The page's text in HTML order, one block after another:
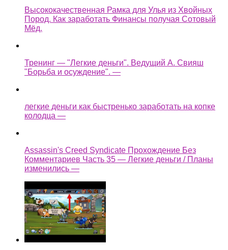
Высококачественная Рамка для Улья из Хвойных
Пород. Как заработать Финансы получая Сотовый
Мёд.
Тренинг — "Легкие деньги". Ведущий А. Свияш
"Борьба и осуждение". —
легкие деньги как быстренько заработать на копке
колодца —
Assassin's Creed Syndicate Прохождение Без
Комментариев Часть 35 — Легкие деньги / Планы
изменились —